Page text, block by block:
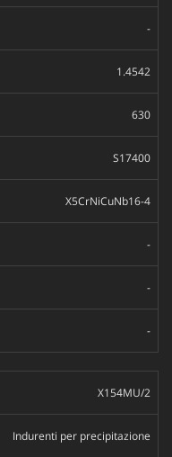
-
1.4542
630
S17400
X5CrNiCuNb16-4
-
-
-
X154MU/2
Indurenti per precipitazione